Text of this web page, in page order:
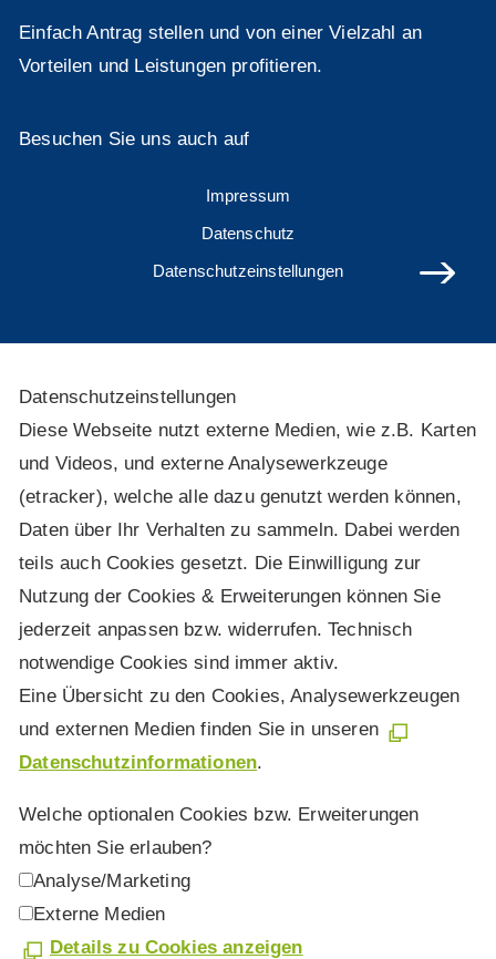
Einfach Antrag stellen und von einer Vielzahl an
Vorteilen und Leistungen profitieren.
Besuchen Sie uns auch auf
Impressum
Datenschutz
Datenschutzeinstellungen
Daten­schutz­ein­stel­lun­gen
Diese Webseite nutzt externe Medien, wie z.B. Karten
und Videos, und externe Analysewerkzeuge
(etracker), welche alle dazu genutzt werden können,
Daten über Ihr Verhalten zu sammeln. Dabei werden
teils auch Cookies gesetzt. Die Einwilligung zur
Nutzung der Cookies & Erweiterungen können Sie
jederzeit anpassen bzw. widerrufen. Technisch
notwendige Cookies sind immer aktiv.
Eine Übersicht zu den Cookies, Analysewerkzeugen
und externen Medien finden Sie in unseren
Datenschutzinformationen.
Welche optionalen Cookies bzw. Erweiterungen
möchten Sie erlauben?
Analyse/Marketing
Externe Medien
Details zu Cookies anzeigen